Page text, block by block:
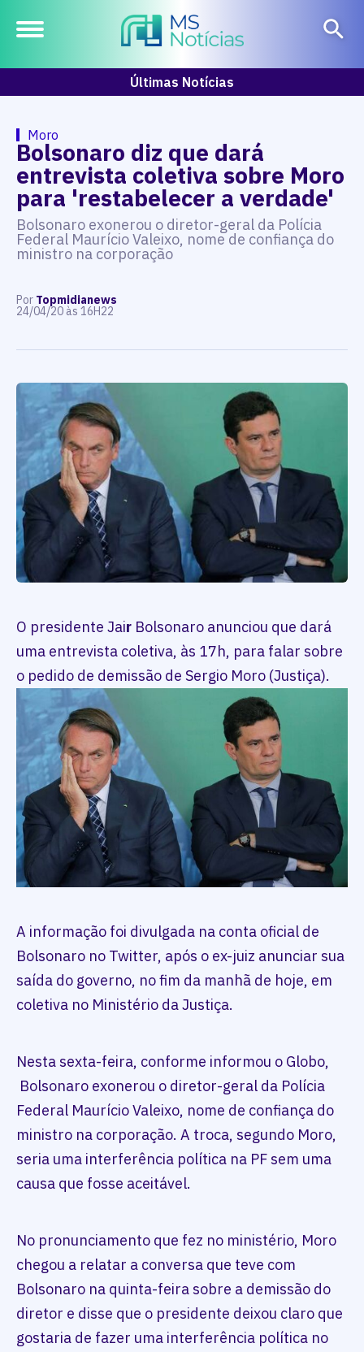
Últimas Notícias
Moro
Bolsonaro diz que dará
entrevista coletiva sobre Moro
para 'restabelecer a verdade'
Bolsonaro exonerou o diretor-geral da Polícia
Federal Maurício Valeixo, nome de confiança do
ministro na corporação
Por Topmidianews
24/04/20 às 16H22
O presidente Jair Bolsonaro anunciou que dará
uma entrevista coletiva, às 17h, para falar sobre
o pedido de demissão de Sergio Moro (Justiça).
A informação foi divulgada na conta oficial de
Bolsonaro no Twitter, após o ex-juiz anunciar sua
saída do governo, no fim da manhã de hoje, em
coletiva no Ministério da Justiça.
Nesta sexta-feira, conforme informou o Globo,
Bolsonaro exonerou o diretor-geral da Polícia
Federal Maurício Valeixo, nome de confiança do
ministro na corporação. A troca, segundo Moro,
seria uma interferência política na PF sem uma
causa que fosse aceitável.
No pronunciamento que fez no ministério, Moro
chegou a relatar a conversa que teve com
Bolsonaro na quinta-feira sobre a demissão do
diretor e disse que o presidente deixou claro que
gostaria de fazer uma interferência política no